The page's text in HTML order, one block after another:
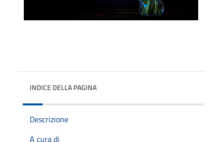
INDICE DELLA PAGINA
Descrizione
A cura di